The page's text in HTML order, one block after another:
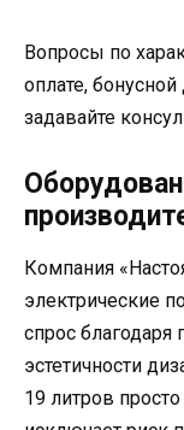
Вопросы по
оплате,
задавайте
Компания
электрические
спрос благодаря
эстетичности
19 литров